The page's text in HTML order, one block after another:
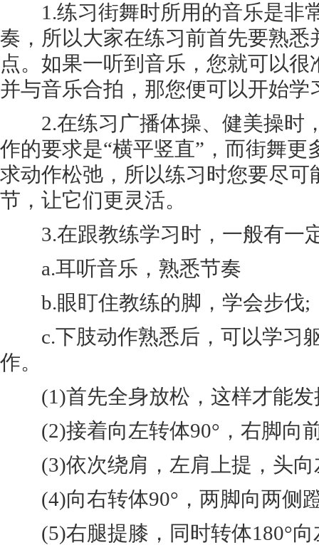
1.练习街舞时所用的音乐是非
奏，所以大家在练习前首先要熟悉
点。如果一听到音乐，您就可以
并与音乐合拍，那您便可以开始学
2.在练习广播体操、健美操时
作的要求是“横平竖直”，而街舞更
求动作松弛，所以练习时您要尽可
节，让它们更灵活。
3.在跟教练学习时，一般有一
a.耳听音乐，熟悉节奏
b.眼盯住教练的脚，学会步伐;
c.下肢动作熟悉后，可以学习
作。
(1)首先全身放松，这样才能发
(2)接着向左转体90°，右脚向
(3)依次绕肩，左肩上提，头向
(4)向右转体90°，两脚向两侧
(5)右腿提膝，同时转体180°向